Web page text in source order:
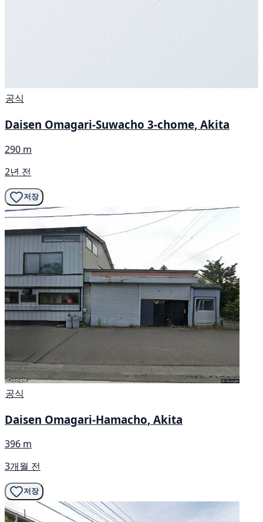
공식
Daisen Omagari-Suwacho 3-chome, Akita
290 m
2년 전
저장
공식
Daisen Omagari-Hamacho, Akita
396 m
3개월 전
저장